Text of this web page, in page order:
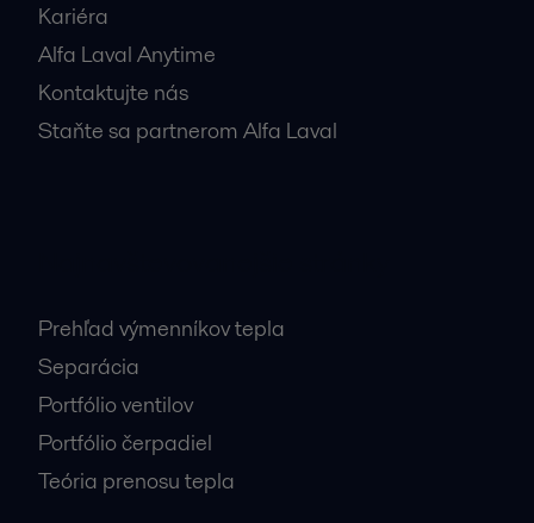
Kariéra
Alfa Laval Anytime
Kontaktujte nás
Staňte sa partnerom Alfa Laval
Prehľad výmenníkov tepla
Separácia
Portfólio ventilov
Portfólio čerpadiel
Teória prenosu tepla